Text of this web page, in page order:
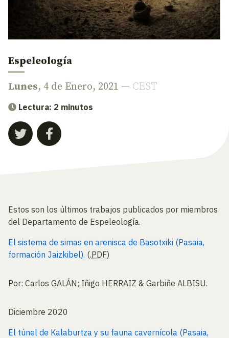
Espeleología
Lunes, 4 de Enero, 2021 — CEST
Lectura: 2 minutos
Estos son los últimos trabajos publicados por miembros
del Departamento de Espeleología.
El sistema de simas en arenisca de Basotxiki (Pasaia,
formación Jaizkibel). (.PDF)
Por: Carlos GALÁN; Iñigo HERRAIZ & Garbiñe ALBISU.
Diciembre 2020
El túnel de Kalaburtza y su fauna cavernícola (Pasaia,